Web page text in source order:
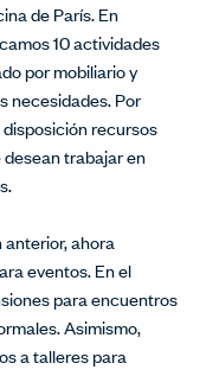
de París. En
10 actividades
por mobiliario y
necesidades. Por
recursos
trabajar en
ahora
eventos. En el
para encuentros
Asimismo,
a talleres para